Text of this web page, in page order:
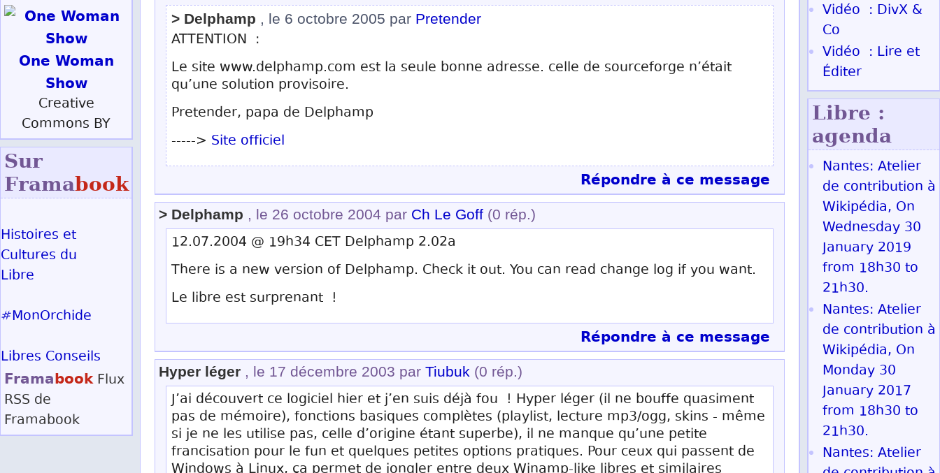
> Delphamp , le 6 octobre 2005 par Pretender
ATTENTION :
Le site www.delphamp.com est la seule bonne adresse. celle de sourceforge n’était
qu’une solution provisoire.
Pretender, papa de Delphamp
-----> Site officiel
Répondre à ce message
> Delphamp , le 26 octobre 2004 par Ch Le Goff (0 rép.)
12.07.2004 @ 19h34 CET Delphamp 2.02a
There is a new version of Delphamp. Check it out. You can read change log if you want.
Le libre est surprenant !
Répondre à ce message
Hyper léger , le 17 décembre 2003 par Tiubuk (0 rép.)
J’ai découvert ce logiciel hier et j’en suis déjà fou ! Hyper léger (il ne bouffe quasiment
pas de mémoire), fonctions basiques complètes (playlist, lecture mp3/ogg, skins - même
si je ne les utilise pas, celle d’origine étant superbe), il ne manque qu’une petite
francisation pour le fun et quelques petites options pratiques. Pour ceux qui passent de
Vidéo : DivX &
Co
Vidéo : Lire et
Éditer
Libre :
agenda
Nantes: Atelier
de contribution à
Wikipédia, On
Wednesday 30
January 2019
from 18h30 to
21h30.
Nantes: Atelier
de contribution à
Wikipédia, On
Monday 30
January 2017
from 18h30 to
21h30.
Nantes: Atelier
One Woman
Show
Creative
Commons BY
Sur
Framabook
Histoires et
Cultures du
Libre
#MonOrchide
Libres Conseils
Framabook Flux
RSS de
Framabook